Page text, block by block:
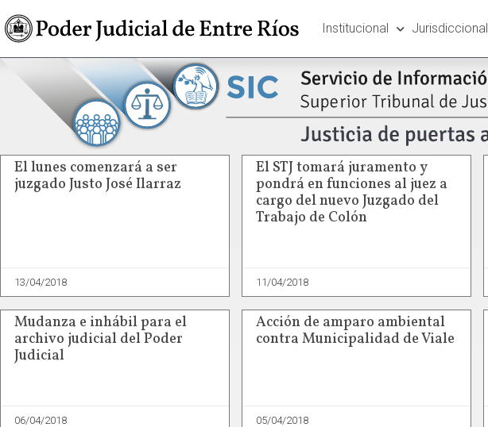
Institucional Jurisdiccional
El lunes comenzará a ser
juzgado Justo José Ilarraz
13/04/2018
El STJ tomará juramento y
pondrá en funciones al juez a
cargo del nuevo Juzgado del
Trabajo de Colón
11/04/2018
Mudanza e inhábil para el
archivo judicial del Poder
Judicial
06/04/2018
Acción de amparo ambiental
contra Municipalidad de Viale
05/04/2018